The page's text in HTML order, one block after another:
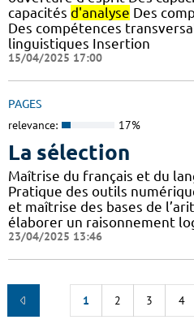
capacités d'analyse Des
Des compétences
linguistiques Insertion
15/04/2025 17:00
PAGES
relevance: 17%
La sélection
Maîtrise du français et du
Pratique des outils
et maîtrise des bases de
élaborer un raisonnement
23/04/2025 13:46
1 2 3 4